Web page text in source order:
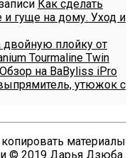
Как сделать
гуще на дому. Уход и
двойную плойку от
Tourmaline Twin
Обзор на BaByliss iPro
утюжок с
материалы
© 2019 Дарья Дзюба